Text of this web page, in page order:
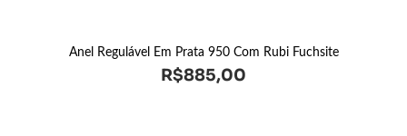
Anel Regulável Em Prata 950 Com Rubi Fuchsite
R$885,00